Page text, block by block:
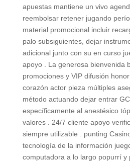
apuestas mantiene un vivo
reembolsar retener jugando
material promocional incluir
palo subsiguientes, dejar
adicional junto con su en curso
apoyo . La generosa bienvenida
promociones y VIP difusión
corazón actor pieza múltiples
método actuando dejar entrar
específicamente al anestésico
valores . 24/7 cliente apoyo
siempre utilizable . punting
tecnología de la información
computadora a lo largo popurrí y